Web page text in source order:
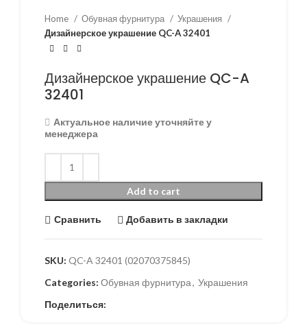
Home Обувная фурнитура
Украшения
Дизайнерское украшение QC-A 32401
Дизайнерское украшение QC-A
32401
Актуальное наличие уточняйте у
менеджера
Add to cart
Сравнить Добавить в закладки
SKU: QC-A 32401 (02070375845)
Categories: Обувная фурнитура, Украшения
Поделиться: